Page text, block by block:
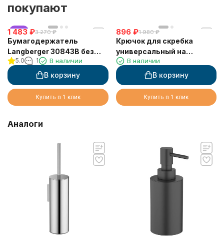
покупают
хит
1 483 ₽3 270 ₽
Бумагодержатель
Langberger 30843B без
крышки на клейкой основе
3М
5.0 1 В наличии
В корзину
Купить в 1 клик
896 ₽1 980 ₽
Крючок для скребка
универсальный на
клейкой основе
LANGBERGER 75183-10-00
В наличии
В корзину
Купить в 1 клик
Аналоги